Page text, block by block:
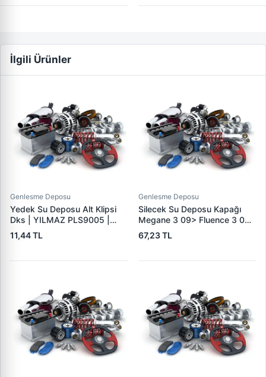
İlgili Ürünler
Genlesme Deposu
Yedek Su Deposu Alt Klipsi
Dks | YILMAZ PLS9005 |
OEM 4345290
11,44 TL
Genlesme Deposu
Silecek Su Deposu Kapağı
Megane 3 09> Fluence 3 09>
Clio 4 12> | SPK 6051 | OEM
289130004R 289130005R
67,23 TL